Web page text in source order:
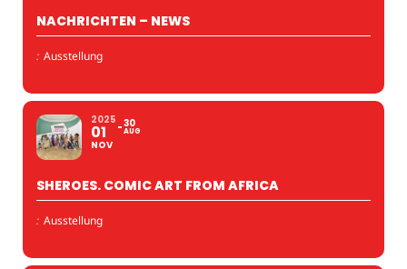
NACHRICHTEN – NEWS
: Ausstellung
2025
01
NOV
30
AUG
SHEROES. COMIC ART FROM AFRICA
: Ausstellung